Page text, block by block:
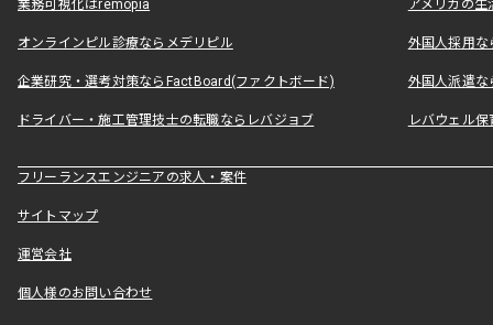
業務可視化はremopia アメリカの
オンラインピル診療ならメデリピル 外国人採用
企業研究・選考対策ならFactBoard(ファクトボード) 外国人派遣な
ドライバー・施工管理技士の転職ならレバジョブ レバウェル
フリーランスエンジニアの求人・案件
サイトマップ
運営会社
個人様のお問い合わせ